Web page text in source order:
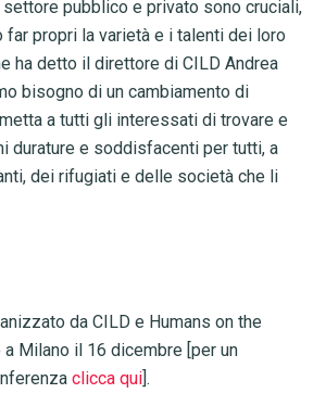
pubblico e privato sono cruciali,
propri la varietà e i talenti dei loro
ha detto il direttore di CILD Andrea
bisogno di un cambiamento di
a tutti gli interessati di trovare e
durature e soddisfacenti per tutti, a
dei rifugiati e delle società che li
da CILD e Humans on the
Milano il 16 dicembre [per un
clicca qui].